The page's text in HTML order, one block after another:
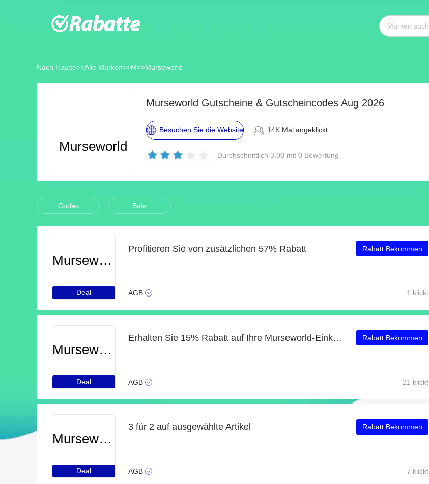
Nach Hause>>Alle Marken>>M>>Murseworld
Murseworld
Murseworld Gutscheine & Gutscheincodes Aug 2026
Besuchen Sie die Website 14K Mal angeklickt
Durchschnittlich 3.00 mit 0 Bewertung
Codes Sale
Murseworld
Deal
Profitieren Sie von zusätzlichen 57% Rabatt
AGB
Rabatt Bekommen
1 klickt
Murseworld
Deal
Erhalten Sie 15% Rabatt auf Ihre Murseworld-Einkäufe
AGB
Rabatt Bekommen
21 klickt
Murseworld
Deal
3 für 2 auf ausgewählte Artikel
AGB
Rabatt Bekommen
7 klickt